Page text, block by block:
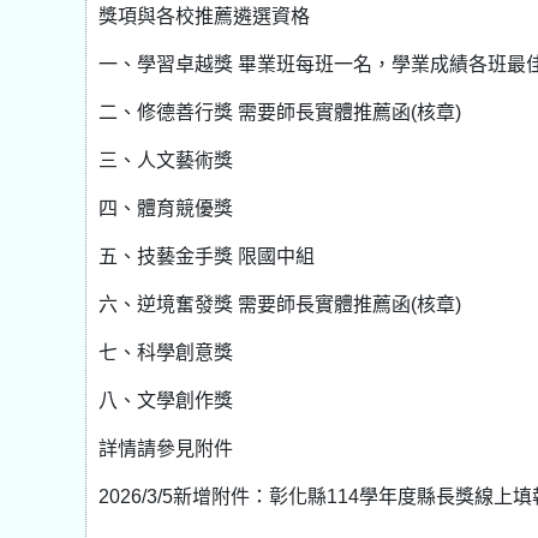
獎項與各校推薦遴選資格
一、學習卓越獎 畢業班每班一名，學業成績各班最
二、修德善行獎 需要師長實體推薦函(核章)
三、人文藝術獎
四、體育競優獎
五、技藝金手獎 限國中組
六、逆境奮發獎 需要師長實體推薦函(核章)
七、科學創意獎
八、文學創作獎
詳情請參見附件
2026/3/5新增附件：彰化縣114學年度縣長獎線上